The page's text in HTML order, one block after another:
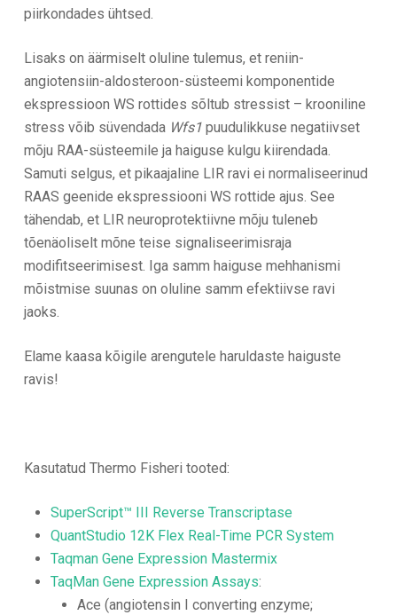
piirkondades ühtsed.
Lisaks on äärmiselt oluline tulemus, et reniin-
angiotensiin-aldosteroon-süsteemi komponentide
ekspressioon WS rottides sõltub stressist – krooniline
stress võib süvendada Wfs1 puudulikkuse negatiivset
mõju RAA-süsteemile ja haiguse kulgu kiirendada.
Samuti selgus, et pikaajaline LIR ravi ei normaliseerinud
RAAS geenide ekspressiooni WS rottide ajus. See
tähendab, et LIR neuroprotektiivne mõju tuleneb
tõenäoliselt mõne teise signaliseerimisraja
modifitseerimisest. Iga samm haiguse mehhanismi
mõistmise suunas on oluline samm efektiivse ravi
jaoks.
Elame kaasa kõigile arengutele haruldaste haiguste
ravis!
Kasutatud Thermo Fisheri tooted:
SuperScript™ III Reverse Transcriptase
QuantStudio 12K Flex Real-Time PCR System
Taqman Gene Expression Mastermix
TaqMan Gene Expression Assays:
Ace (angiotensin I converting enzyme;